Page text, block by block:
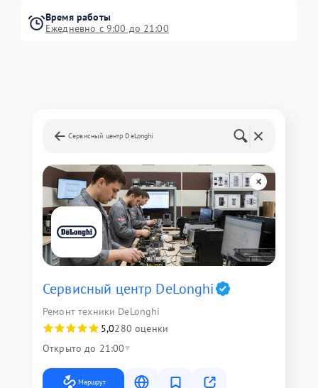
Время работы
Ежедневно с 9:00 до 21:00
Сервисный центр DeLonghi
Сервисный центр DeLonghi
Ремонт техники DeLonghi
5,0280 оценки
Открыто до 21:00
Маршрут